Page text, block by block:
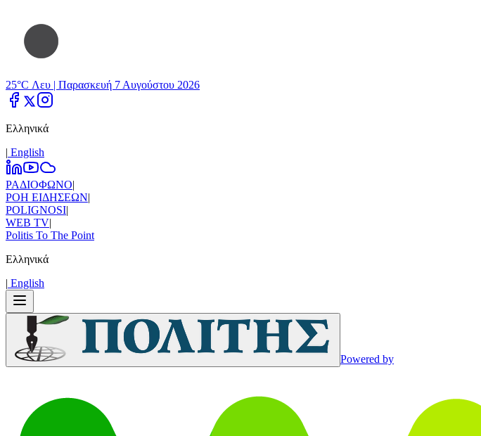
25°C Λευ | Παρασκευή 7 Αυγούστου 2026
Ελληνικά
| Εnglish
ΡΑΔΙΟΦΩΝΟ|
ΡΟΗ ΕΙΔΗΣΕΩΝ|
POLIGNOSI|
WEB TV|
Politis To The Point
Ελληνικά
| Εnglish
Powered by